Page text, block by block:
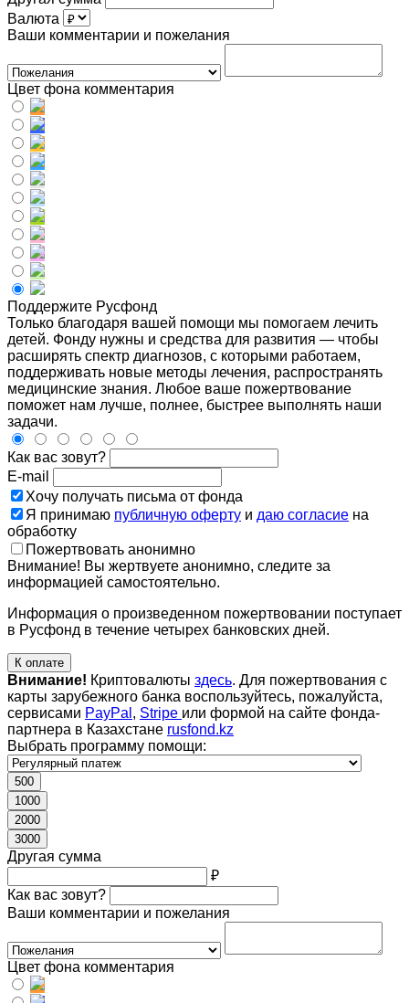
Валюта
Ваши комментарии и пожелания
Цвет фона комментария
Поддержите Русфонд
Только благодаря вашей помощи мы помогаем лечить
детей. Фонду нужны и средства для развития — чтобы
расширять спектр диагнозов, с которыми работаем,
поддерживать новые методы лечения, распространять
медицинские знания. Любое ваше пожертвование
поможет нам лучше, полнее, быстрее выполнять наши
задачи.
Как вас зовут?
E-mail
Хочу получать письма от фонда
Я принимаю публичную оферту и даю согласие на
обработку
Пожертвовать анонимно
Внимание! Вы жертвуете анонимно, следите за
информацией самостоятельно.
Информация о произведенном пожертвовании поступает
в Русфонд в течение четырех банковских дней.
К оплате
Внимание! Криптовалюты здесь. Для пожертвования с
карты зарубежного банка воспользуйтесь, пожалуйста,
сервисами PayPal , Stripe или формой на сайте фонда-
партнера в Казахстане rusfond.kz
Выбрать программу помощи:
500
1000
2000
3000
Другая сумма
₽
Как вас зовут?
Ваши комментарии и пожелания
Цвет фона комментария